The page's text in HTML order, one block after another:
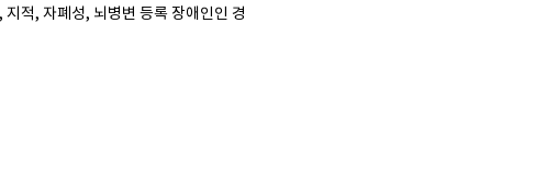
적, 자폐성, 뇌병변 등록 장애인인 경